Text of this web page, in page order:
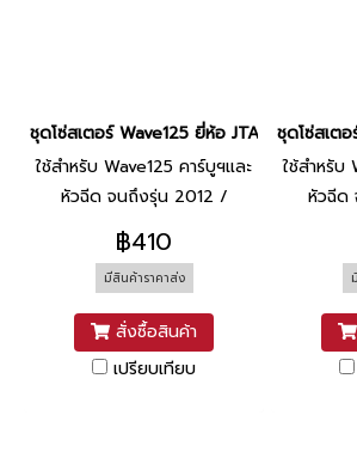
ชุดโซ่สเตอร์ Wave125 ยี่ห้อ JTA
ใช้สำหรับ Wave125 คาร์บูฯและ
หัวฉีด จนถึงรุ่น 2012 /
เวฟ110-I ทุกรุ่น จนถึง 2016 /
ดรีม110-I / เวฟ100 2005
[428-106L (14T/36T)]
฿410
มีสินค้าราคาส่ง
สั่งซื้อสินค้า
เปรียบเทียบ
ชุดโซ่สเต
ใช้สำหรับ
หัวฉีด
เวฟ
ดรีม
[428-